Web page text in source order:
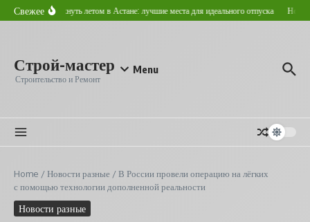
Перейти к содержанию
СвежееГде отдохнуть летом в Астане: лучшие места для идеального отпуска
Строй-мастер
Строительство и Ремонт
Menu
Home /Новости разные /В России провели операцию на лёгких
с помощью технологии дополненной реальности
Новости разные